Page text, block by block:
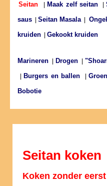
Seitan Maak zelf seitan |
saus
Seitan Masala|
kruiden
Gekookt kruiden
Marineren Drogen
Burgers en ballen |
Bobotie
Seitan koken
Koken zonder